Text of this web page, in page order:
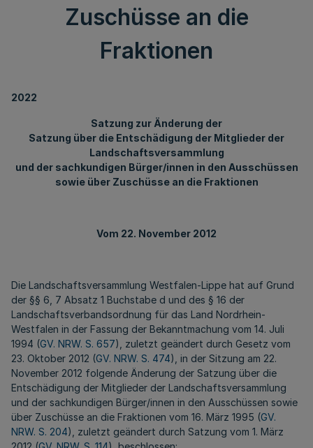
Zuschüsse an die
Fraktionen
2022
Satzung zur Änderung der
Satzung über die Entschädigung der Mitglieder der
Landschaftsversammlung
und der sachkundigen Bürger/innen in den Ausschüssen
sowie über Zuschüsse an die Fraktionen
Vom 22. November 2012
Die Landschaftsversammlung Westfalen-Lippe hat auf Grund
der §§ 6, 7 Absatz 1 Buchstabe d und des § 16 der
Landschaftsverbandsordnung für das Land Nordrhein-
Westfalen in der Fassung der Bekanntmachung vom 14. Juli
1994 (GV. NRW. S. 657), zuletzt geändert durch Gesetz vom
23. Oktober 2012 (GV. NRW. S. 474), in der Sitzung am 22.
November 2012 folgende Änderung der Satzung über die
Entschädigung der Mitglieder der Landschaftsversammlung
und der sachkundigen Bürger/innen in den Ausschüssen sowie
über Zuschüsse an die Fraktionen vom 16. März 1995 (GV.
NRW. S. 204), zuletzt geändert durch Satzung vom 1. März